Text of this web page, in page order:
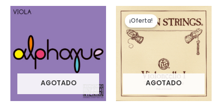
AGOTADO AGOTADO
¡Oferta!
El
precio
original
era:
$78.20.
El
precio
actual
es: